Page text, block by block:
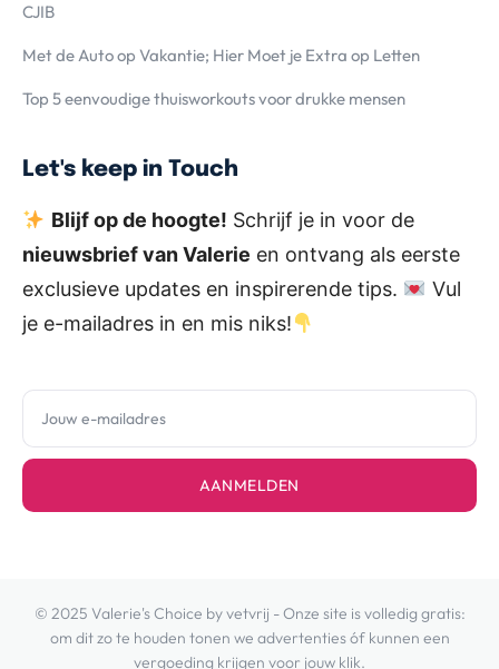
CJIB
Met de Auto op Vakantie; Hier Moet je Extra op Letten
Top 5 eenvoudige thuisworkouts voor drukke mensen
Let's keep in Touch
Blijf op de hoogte! Schrijf je in voor de
nieuwsbrief van Valerie en ontvang als eerste
exclusieve updates en inspirerende tips.
Vul
je e-mailadres in en mis niks!
AANMELDEN
© 2025 Valerie's Choice by vetvrij - Onze site is volledig gratis:
om dit zo te houden tonen we advertenties óf kunnen een
vergoeding krijgen voor jouw klik.